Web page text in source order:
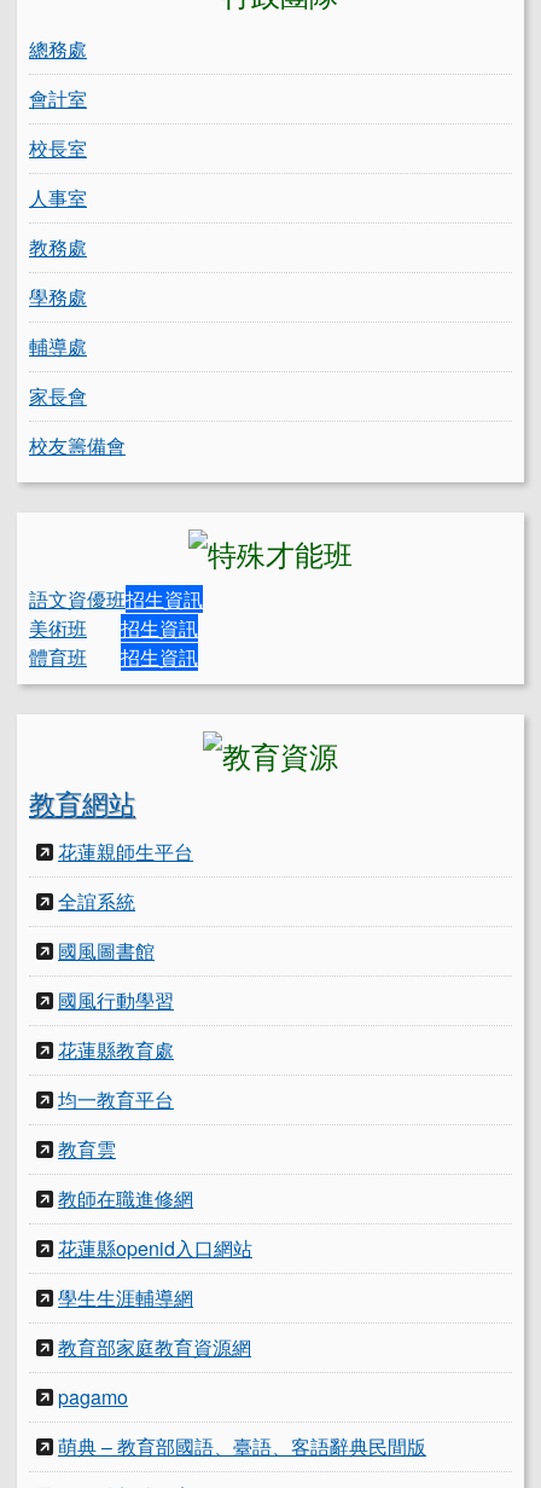
總務處
會計室
校長室
人事室
教務處
學務處
輔導處
家長會
校友籌備會
語文資優班招生資訊
美術班
招生資訊
體育班
招生資訊
教育網站
花蓮親師生平台
全誼系統
國風圖書館
國風行動學習
花蓮縣教育處
均一教育平台
教育雲
教師在職進修網
花蓮縣openid入口網站
學生生涯輔導網
教育部家庭教育資源網
pagamo
萌典 – 教育部國語、臺語、客語辭典民間版